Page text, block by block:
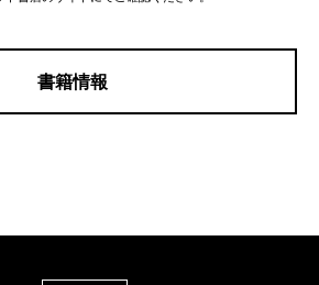
書籍情報